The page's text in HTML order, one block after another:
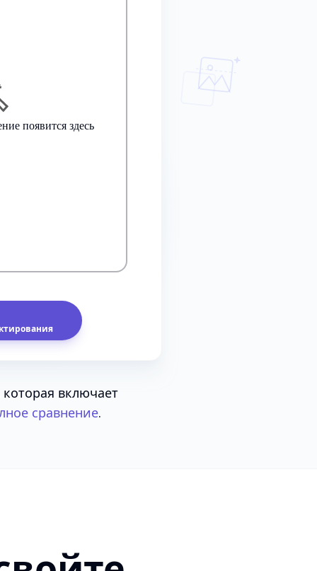
появится здесь
которая включает
сравнение.